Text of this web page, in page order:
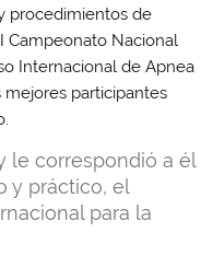
procedimientos de
Campeonato Nacional
Internacional de Apnea
mejores participantes
le correspondió a él
y práctico, el
para la